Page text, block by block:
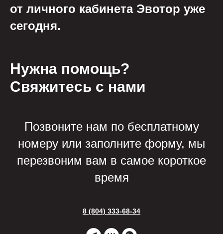
от личного кабинета Эвотор уже
сегодня.
Нужна помощь?
Свяжитесь с нами
Позвоните нам по бесплатному
номеру или заполните форму, мы
перезвоним вам в самое короткое
время
8 (804) 333-68-34